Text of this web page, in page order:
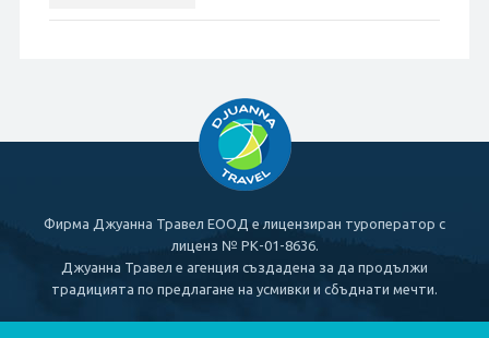
Хотели в България
КРУИЗИ
Фирма Джуанна Травел ЕООД е лицензиран туроператор с
лиценз № РК-01-8636.
Джуанна Травел е агенция създадена за да продължи
традицията по предлагане на усмивки и сбъднати мечти.